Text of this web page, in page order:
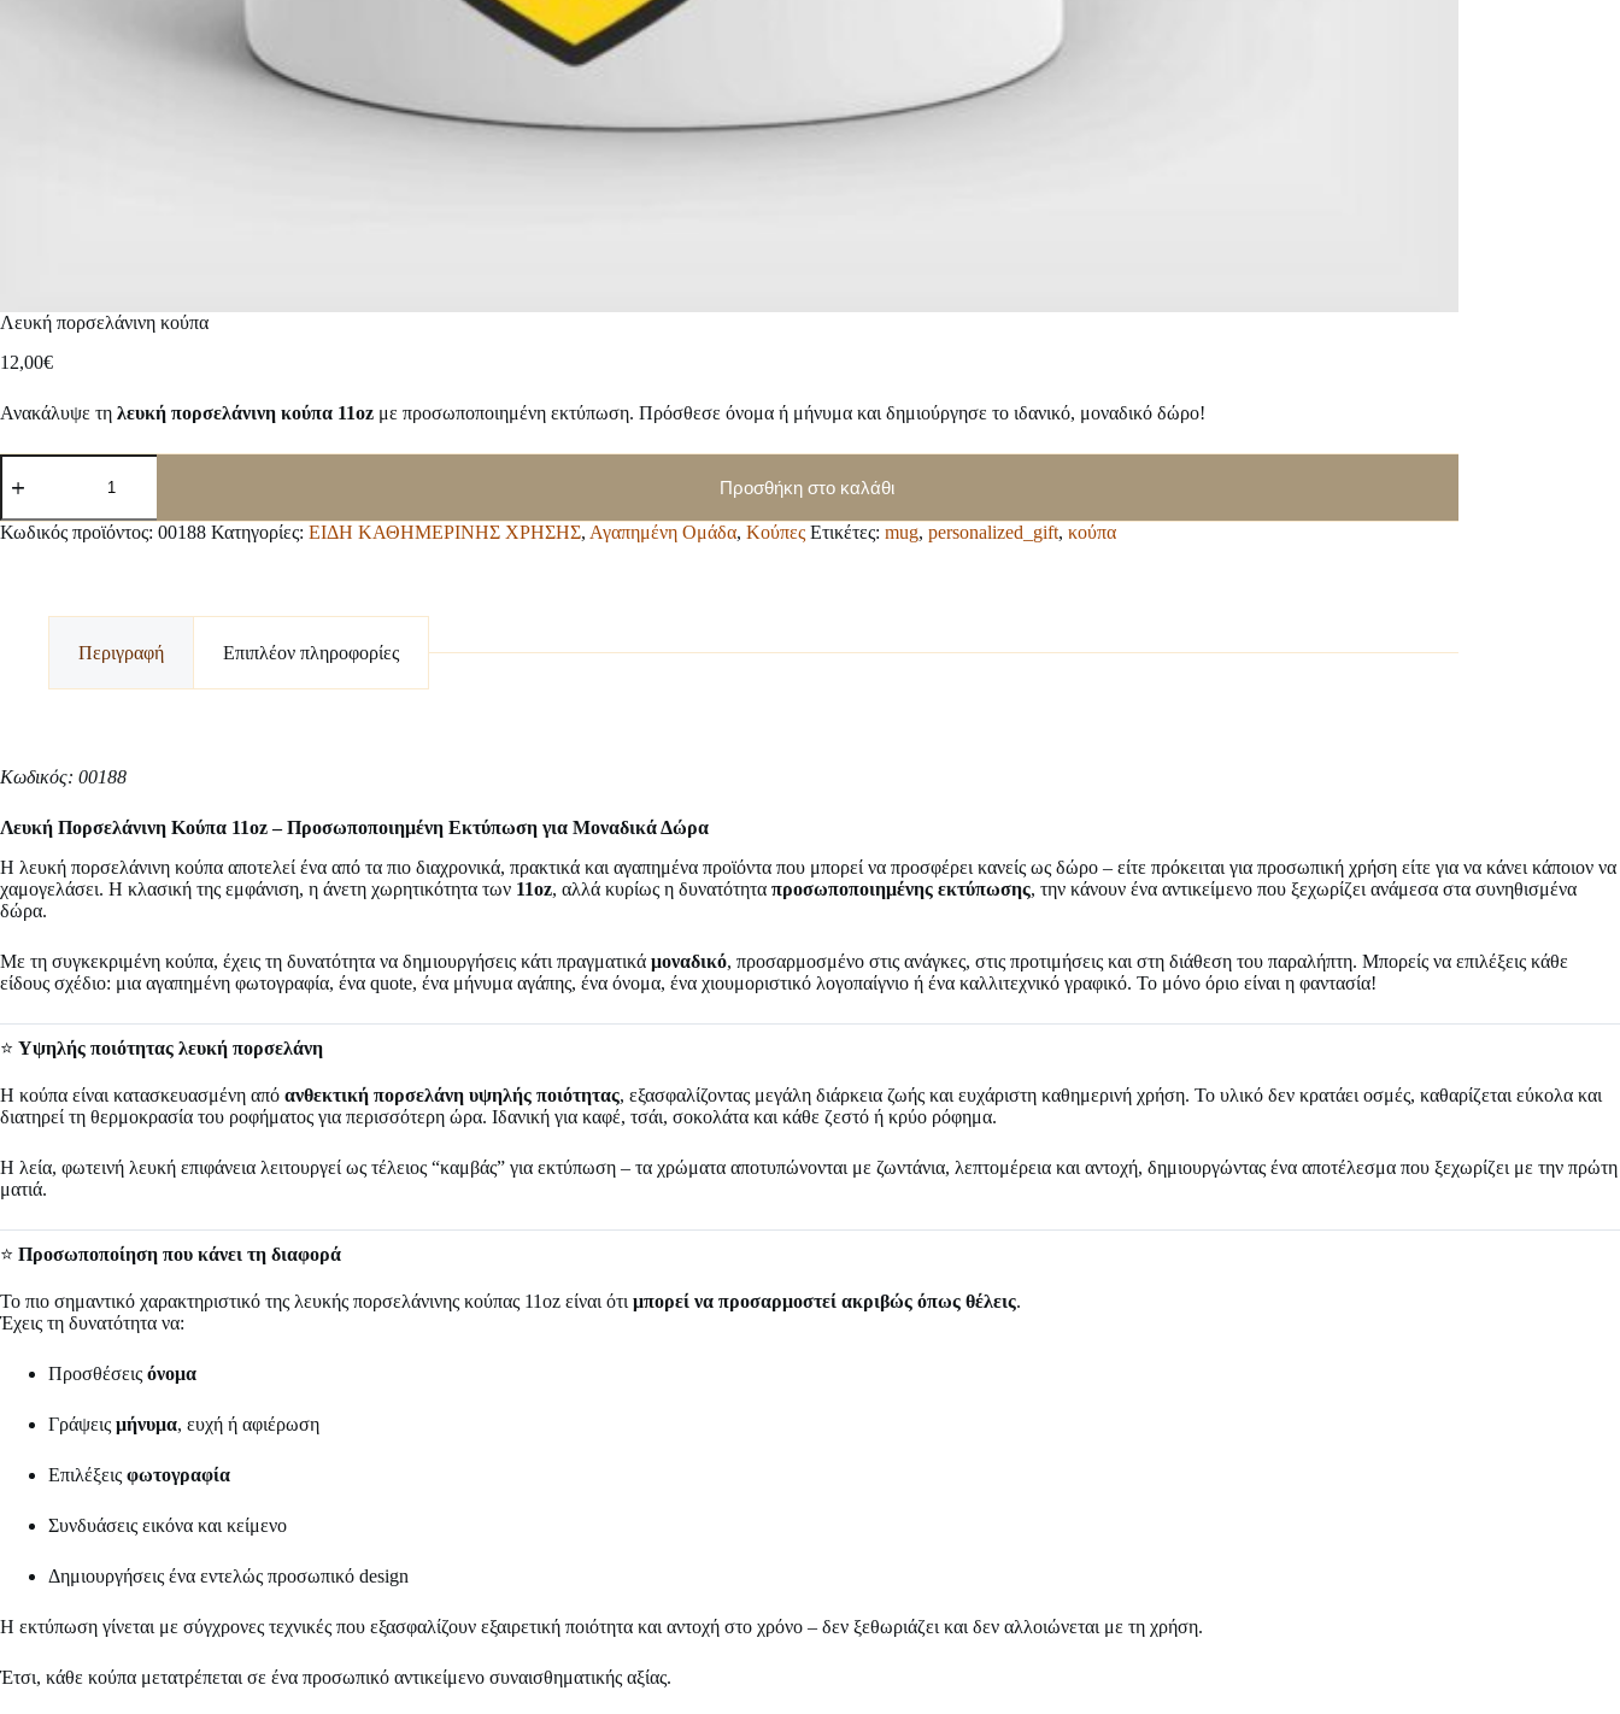
Λευκή πορσελάνινη κούπα
12,00€
Ανακάλυψε τη λευκή πορσελάνινη κούπα 11oz με προσωποποιημένη εκτύπωση. Πρόσθεσε όνομα ή μήνυμα και δημιούργησε το ιδανικό, μοναδικό δώρο!
Λευκή
πορσελάνινη
ποσότητα
Προσθήκη στο καλάθι
Κωδικός προϊόντος: 00188 Κατηγορίες: ΕΙΔΗ ΚΑΘΗΜΕΡΙΝΗΣ ΧΡΗΣΗΣ, Αγαπημένη Ομάδα, Κούπες Ετικέτες: mug, personalized_gift, κούπα
Περιγραφή Επιπλέον πληροφορίες
Κωδικός: 00188
Λευκή Πορσελάνινη Κούπα 11oz – Προσωποποιημένη Εκτύπωση για Μοναδικά Δώρα
Η λευκή πορσελάνινη κούπα αποτελεί ένα από τα πιο διαχρονικά, πρακτικά και αγαπημένα προϊόντα που μπορεί να προσφέρει κανείς ως δώρο – είτε πρόκειται για προσωπική χρήση είτε για να κάνει κάποιον να
χαμογελάσει. Η κλασική της εμφάνιση, η άνετη χωρητικότητα των 11oz, αλλά κυρίως η δυνατότητα προσωποποιημένης εκτύπωσης, την κάνουν ένα αντικείμενο που ξεχωρίζει ανάμεσα στα συνηθισμένα
δώρα.
Με τη συγκεκριμένη κούπα, έχεις τη δυνατότητα να δημιουργήσεις κάτι πραγματικά μοναδικό, προσαρμοσμένο στις ανάγκες, στις προτιμήσεις και στη διάθεση του παραλήπτη. Μπορείς να επιλέξεις κάθε
είδους σχέδιο: μια αγαπημένη φωτογραφία, ένα quote, ένα μήνυμα αγάπης, ένα όνομα, ένα χιουμοριστικό λογοπαίγνιο ή ένα καλλιτεχνικό γραφικό. Το μόνο όριο είναι η φαντασία!
⭐ Υψηλής ποιότητας λευκή πορσελάνη
Η κούπα είναι κατασκευασμένη από ανθεκτική πορσελάνη υψηλής ποιότητας, εξασφαλίζοντας μεγάλη διάρκεια ζωής και ευχάριστη καθημερινή χρήση. Το υλικό δεν κρατάει οσμές, καθαρίζεται εύκολα και
διατηρεί τη θερμοκρασία του ροφήματος για περισσότερη ώρα. Ιδανική για καφέ, τσάι, σοκολάτα και κάθε ζεστό ή κρύο ρόφημα.
Η λεία, φωτεινή λευκή επιφάνεια λειτουργεί ως τέλειος “καμβάς” για εκτύπωση – τα χρώματα αποτυπώνονται με ζωντάνια, λεπτομέρεια και αντοχή, δημιουργώντας ένα αποτέλεσμα που ξεχωρίζει με την πρώτη
ματιά.
⭐ Προσωποποίηση που κάνει τη διαφορά
Το πιο σημαντικό χαρακτηριστικό της λευκής πορσελάνινης κούπας 11oz είναι ότι μπορεί να προσαρμοστεί ακριβώς όπως θέλεις.
Έχεις τη δυνατότητα να:
Προσθέσεις όνομα
Γράψεις μήνυμα, ευχή ή αφιέρωση
Επιλέξεις φωτογραφία
Συνδυάσεις εικόνα και κείμενο
Δημιουργήσεις ένα εντελώς προσωπικό design
Η εκτύπωση γίνεται με σύγχρονες τεχνικές που εξασφαλίζουν εξαιρετική ποιότητα και αντοχή στο χρόνο – δεν ξεθωριάζει και δεν αλλοιώνεται με τη χρήση.
Έτσι, κάθε κούπα μετατρέπεται σε ένα προσωπικό αντικείμενο συναισθηματικής αξίας.